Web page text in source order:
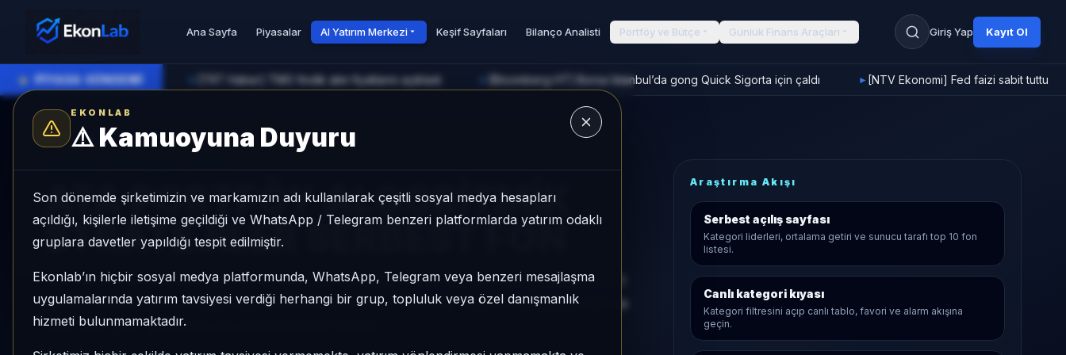
Ana Sayfa Piyasalar AI Yatırım Merkezi Keşif Sayfaları Bilanço Analisti Portföy ve Bütçe Günlük Finans Araçları Giriş Yap Kayıt Ol
EKONLAB
⚠️Kamuoyuna Duyuru
Son dönemde şirketimizin ve markamızın adı kullanılarak çeşitli sosyal medya hesapları
açıldığı, kişilerle iletişime geçildiği ve WhatsApp / Telegram benzeri platformlarda yatırım odaklı
gruplara davetler yapıldığı tespit edilmiştir.
Ekonlab’ın hiçbir sosyal medya platformunda, WhatsApp, Telegram veya benzeri mesajlaşma
uygulamalarında yatırım tavsiyesi verdiği herhangi bir grup, topluluk veya özel danışmanlık
hizmeti bulunmamaktadır.
● PİYASA GÜNDEMİ [TRT Haber] TMO fındık alım fiyatlarını açıkladı [Bloomberg HT] Borsa İstanbul’da gong Quick Sigorta için çaldı ► [NTV Ekonomi] Fed faizi sabit tuttu
AI Fon Radar/ Serbest
ATA PORTFÖY ALGORİTMİK
STRATEJİLER SERBEST FON
ATA PORTFÖY ALGORİTMİK STRATEJİLER SERBEST FON, Serbest kategorisinde son 1
ayda +%3,34 getiri, kategori içinde momentum sırası 173/932, 1 aylık volatilitesi %0,11 ve
Aktif KAP KAP yoğunluğu ile izlenebilen bir fondur.
Araştırma Akışı
Serbest açılış sayfası
Kategori liderleri, ortalama getiri ve sunucu tarafı top 10 fon
listesi.
Canlı kategori kıyası
Kategori filtresini açıp canlı tablo, favori ve alarm akışına
geçin.